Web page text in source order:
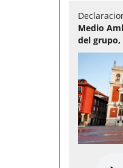
Medio
del grupo,